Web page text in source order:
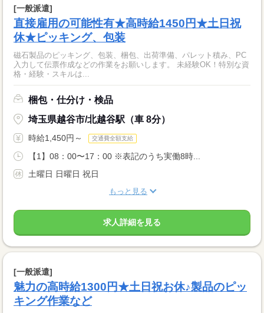
[一般派遣]
直接雇用の可能性有★高時給1450円★土日祝
休★ピッキング、包装
磁石製品のピッキング、包装、梱包、出荷準備、パレット積み、PC
入力して伝票作成などの作業をお願いします。 未経験OK！特別な資
格・経験・スキルは...
梱包・仕分け・検品
埼玉県越谷市/北越谷駅（車 8分）
時給1,450円～ 交通費全額支給
【1】08：00〜17：00 ※表記のうち実働8時...
土曜日 日曜日 祝日
もっと見る
求人詳細を見る
[一般派遣]
魅力の高時給1300円★土日祝お休♪製品のピッ
キング作業など